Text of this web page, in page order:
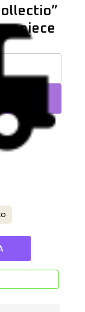
piece